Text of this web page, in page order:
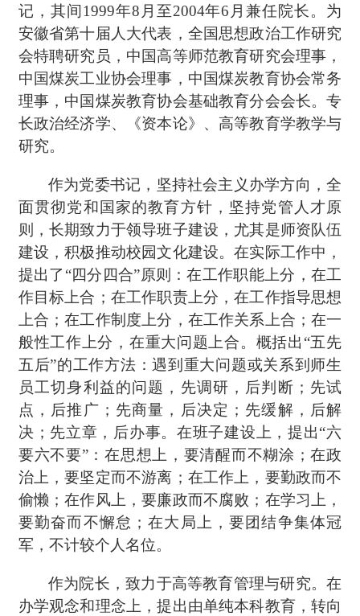
记，其间1999年8月至2004年6月兼任院长。为
安徽省第十届人大代表，全国思想政治工作研究
会特聘研究员，中国高等师范教育研究会理事，
中国煤炭工业协会理事，中国煤炭教育协会常务
理事，中国煤炭教育协会基础教育分会会长。专
长政治经济学、《资本论》、高等教育学教学与
研究。
作为党委书记，坚持社会主义办学方向，全
面贯彻党和国家的教育方针，坚持党管人才原
则，长期致力于领导班子建设，尤其是师资队伍
建设，积极推动校园文化建设。在实际工作中，
提出了 “四分四合”原则：在工作职能上分，在工
作目标上合；在工作职责上分，在工作指导思想
上合；在工作制度上分，在工作关系上合；在一
般性工作上分，在重大问题上合。概括出“五先
五后”的工作方法：遇到重大问题或关系到师生
员工切身利益的问题，先调研，后判断；先试
点，后推广；先商量，后决定；先缓解，后解
决；先立章，后办事。在班子建设上，提出“六
要六不要”：在思想上，要清醒而不糊涂；在政
治上，要坚定而不游离；在工作上，要勤政而不
偷懒；在作风上，要廉政而不腐败；在学习上，
要勤奋而不懈怠；在大局上，要团结争集体冠
军，不计较个人名位。
作为院长，致力于高等教育管理与研究。在
办学观念和理念上，提出由单纯本科教育，转向